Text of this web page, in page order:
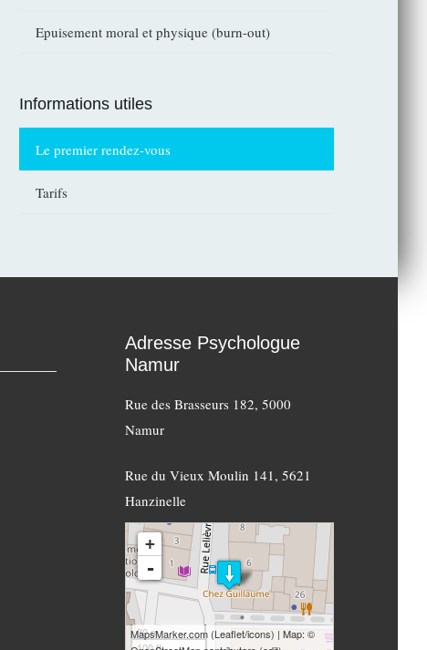
Epuisement moral et physique (burn-out)
Informations utiles
Le premier rendez-vous
Tarifs
Adresse Psychologue
Namur
Rue des Brasseurs 182, 5000
Namur
Rue du Vieux Moulin 141, 5621
Hanzinelle
loading map - please wait...
+
-
30 m
MapsMarker.com (Leaflet/icons) | Map: ©